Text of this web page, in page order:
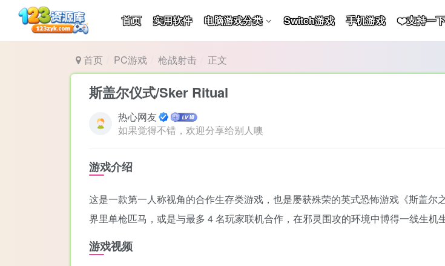
首页 实用软件 电脑游戏分类 Switch游戏 手机游戏 ❤️支持一下
首页 PC游戏 枪战射击 正文
斯盖尔仪式/Sker Ritual
热心网友
如果觉得不错，欢迎分享给别人噢
游戏介绍
这是一款第一人称视角的合作生存类游戏，也是屡获殊荣的英式恐怖游戏《斯盖
界里单枪匹马，或是与最多 4 名玩家联机合作，在邪灵围攻的环境中博得一线生机生
游戏视频